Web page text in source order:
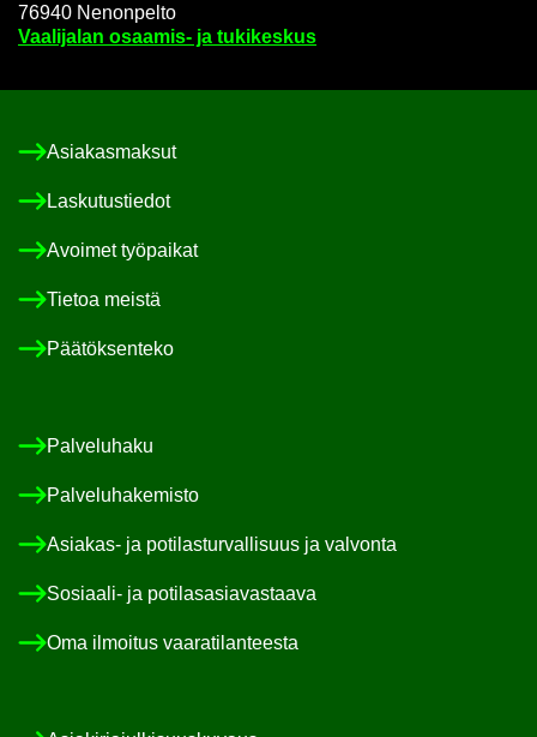
76940 Ne­non­pel­to
Vaa­li­ja­lan osaamis-​ ja tu­ki­kes­kus
Asia­kas­mak­sut
Las­ku­tus­tie­dot
Avoi­met työ­pai­kat
Tie­toa meis­tä
Pää­tök­sen­te­ko
Pal­ve­lu­ha­ku
Pal­ve­lu­ha­ke­mis­to
Asiakas-​ ja po­ti­las­tur­val­li­suus ja val­von­ta
Sosiaali-​ ja po­ti­las­asia­vas­taa­va
Oma il­moi­tus vaa­ra­ti­lan­tees­ta